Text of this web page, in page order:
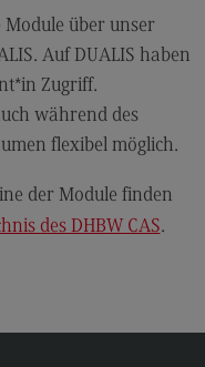
über unser
Auf DUALIS haben
Zugriff.
während des
flexibel möglich.
der Module finden
des DHBW CAS.